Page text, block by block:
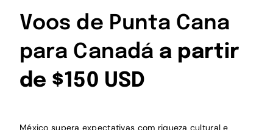
Voos de Punta Cana
para Canadá a partir
de $150 USD
México supera expectativas com riqueza cultural e